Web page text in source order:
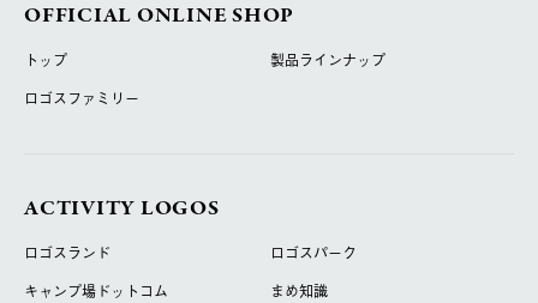
OFFICIAL ONLINE SHOP
トップ
製品ラインナップ
ロゴスファミリー
ACTIVITY LOGOS
ロゴスランド
ロゴスパーク
キャンプ場ドットコム
まめ知識